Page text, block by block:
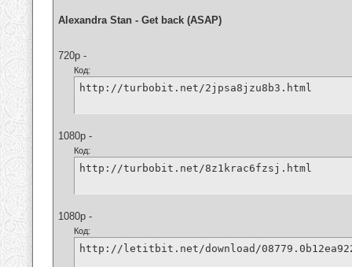
Alexandra Stan - Get back (ASAP)
720p -
Код:
http://turbobit.net/2jpsa8jzu8b3.html
1080p -
Код:
http://turbobit.net/8z1krac6fzsj.html
1080p -
Код:
http://letitbit.net/download/